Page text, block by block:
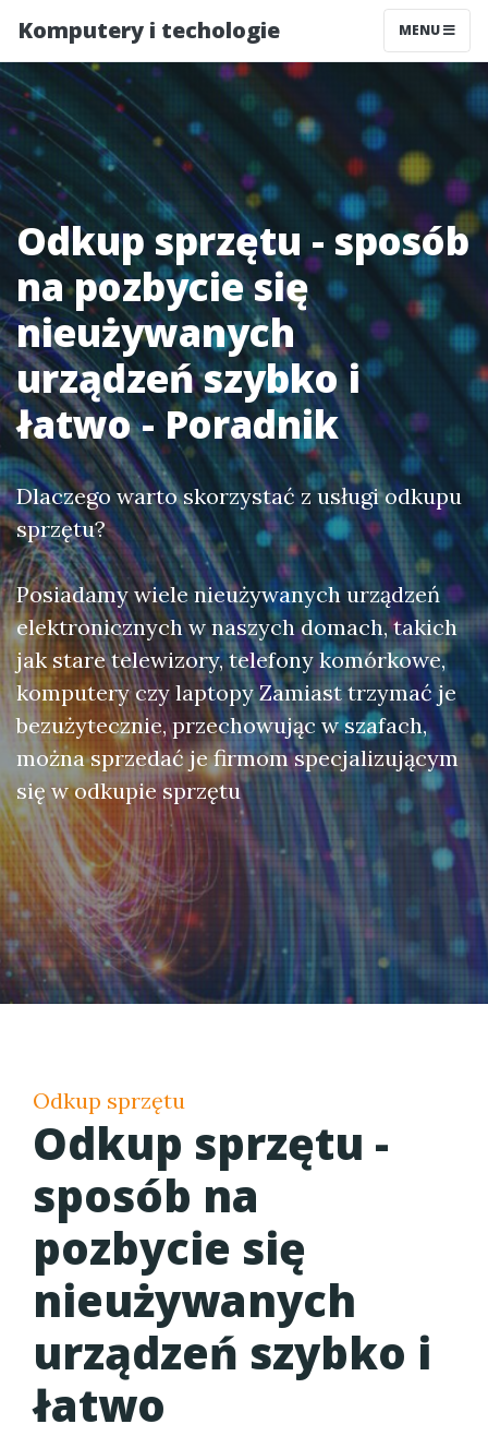
Komputery i techologie MENU
Odkup sprzętu - sposób
na pozbycie się
nieużywanych
urządzeń szybko i
łatwo - Poradnik
Dlaczego warto skorzystać z usługi odkupu
sprzętu?
Posiadamy wiele nieużywanych urządzeń
elektronicznych w naszych domach, takich
jak stare telewizory, telefony komórkowe,
komputery czy laptopy Zamiast trzymać je
bezużytecznie, przechowując w szafach,
można sprzedać je firmom specjalizującym
się w odkupie sprzętu
Odkup sprzętu
Odkup sprzętu -
sposób na
pozbycie się
nieużywanych
urządzeń szybko i
łatwo